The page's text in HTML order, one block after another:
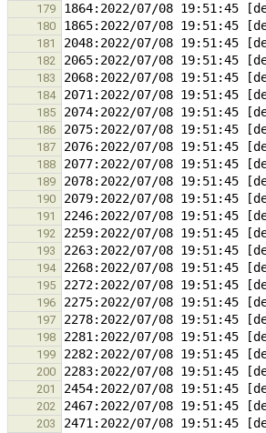
179
180
181
182
183
184
185
186
187
188
189
190
191
192
193
194
195
196
197
198
199
200
201
202
203